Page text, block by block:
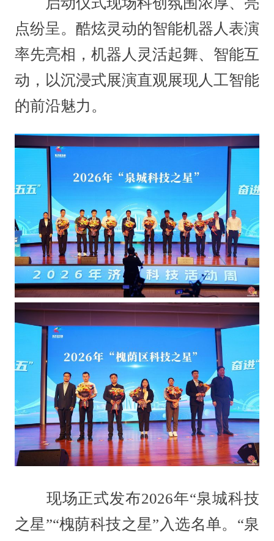
点纷呈。酷炫灵动的智能机器人表演
率先亮相，机器人灵活起舞、智能互
动，以沉浸式展演直观展现人工智能
的前沿魅力。
现场正式发布2026年“泉城科技
之星”“槐荫科技之星”入选名单。“泉